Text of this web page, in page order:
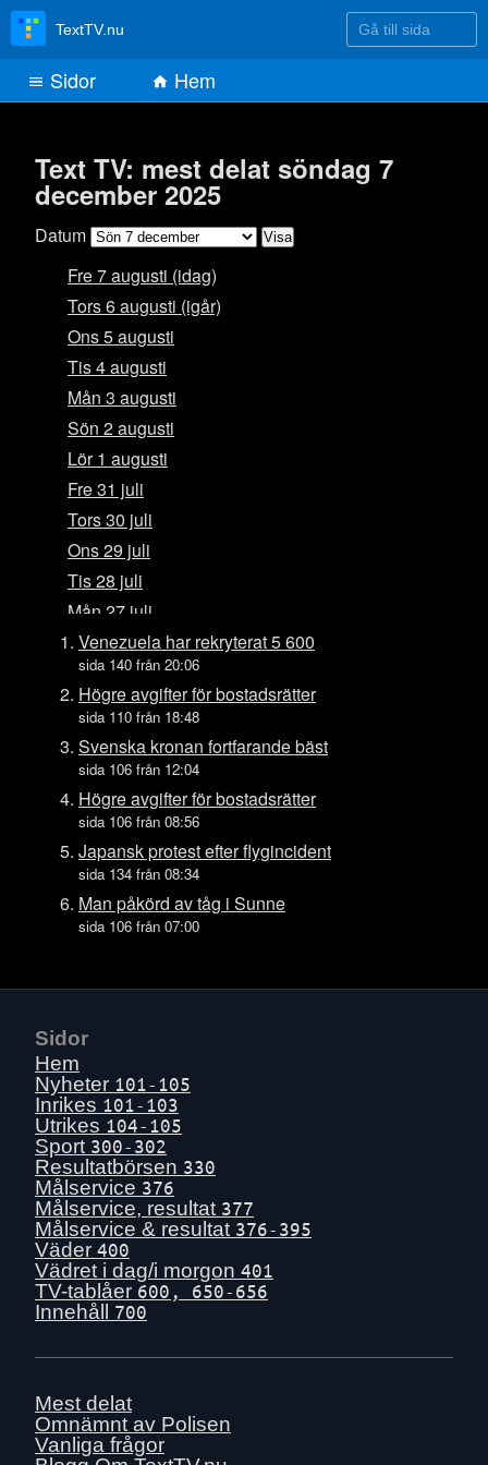
Text TV: mest delat söndag 7
december 2025
Datum
Fre 7 augusti (idag)
Tors 6 augusti (igår)
Ons 5 augusti
Tis 4 augusti
Mån 3 augusti
Sön 2 augusti
Lör 1 augusti
Fre 31 juli
Tors 30 juli
Ons 29 juli
Tis 28 juli
Mån 27 juli
Sön 26 juli
Lör 25 juli
Fre 24 juli
Ons 22 juli
Tis 21 juli
Mån 20 juli
Sön 19 juli
Lör 18 juli
Fre 17 juli
Mån 13 juli
Sön 12 juli
Lör 11 juli
Fre 10 juli
Tors 9 juli
Ons 8 juli
Tis 7 juli
Mån 6 juli
Sön 5 juli
Lör 4 juli
Ons 1 juli
Tis 30 juni
Venezuela har rekryterat 5 600
sida 140 från 20:06
Högre avgifter för bostadsrätter
sida 110 från 18:48
Svenska kronan fortfarande bäst
sida 106 från 12:04
Högre avgifter för bostadsrätter
sida 106 från 08:56
Japansk protest efter flygincident
sida 134 från 08:34
Man påkörd av tåg i Sunne
sida 106 från 07:00
TextTV.nu Gå till sida
Sidor Hem
Sidor
Hem
Nyheter 101-105
Inrikes 101-103
Utrikes 104-105
Sport 300-302
Resultatbörsen 330
Målservice 376
Målservice, resultat 377
Målservice & resultat 376-395
Väder 400
Vädret i dag/i morgon 401
TV-tablåer 600, 650-656
Innehåll 700
Mest delat
Omnämnt av Polisen
Vanliga frågor